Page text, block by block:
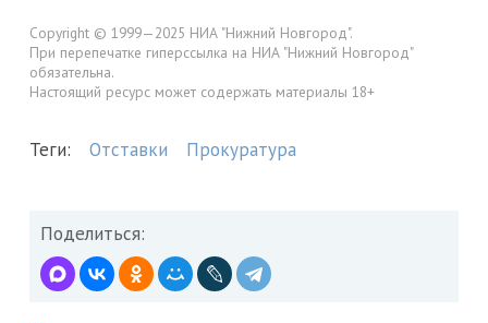
Copyright © 1999—2025 НИА "Нижний Новгород".
При перепечатке гиперссылка на НИА "Нижний Новгород"
обязательна.
Настоящий ресурс может содержать материалы 18+
Теги: Отставки Прокуратура
Поделиться: